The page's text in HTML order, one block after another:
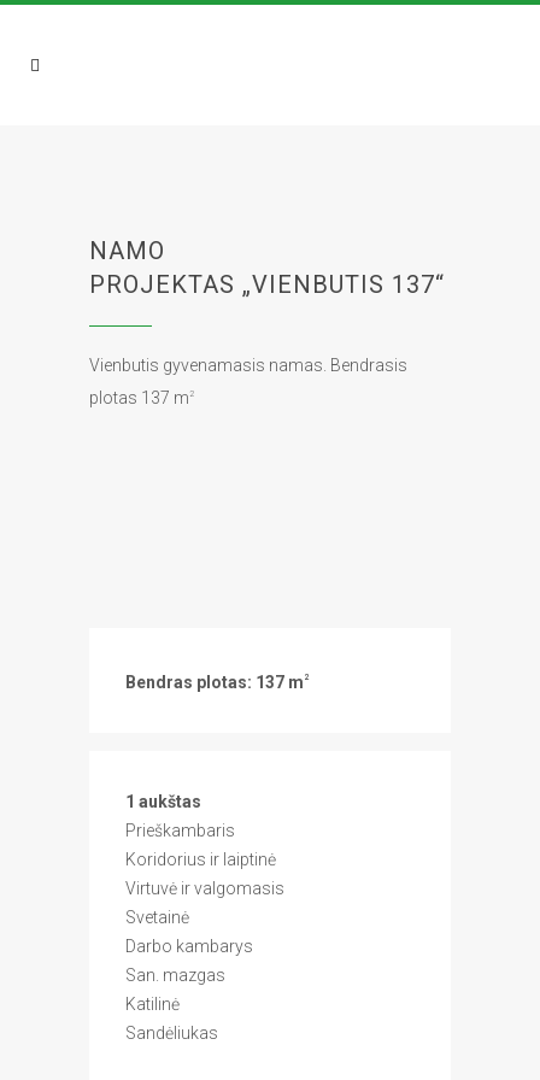
NAMO
PROJEKTAS „VIENBUTIS 137“
Vienbutis gyvenamasis namas. Bendrasis
plotas 137 m 2
Bendras plotas: 137 m 2
1 aukštas
Prieškambaris
Koridorius ir laiptinė
Virtuvė ir valgomasis
Svetainė
Darbo kambarys
San. mazgas
Katilinė
Sandėliukas